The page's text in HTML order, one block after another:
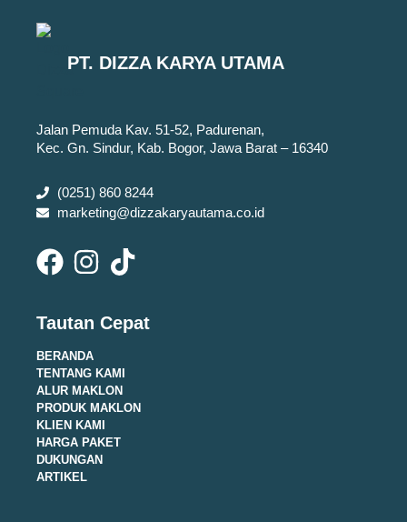
PT. DIZZA KARYA UTAMA
Jalan Pemuda Kav. 51-52, Padurenan,
Kec. Gn. Sindur, Kab. Bogor, Jawa Barat – 16340
(0251) 860 8244
marketing@dizzakaryautama.co.id
Tautan Cepat
BERANDA
TENTANG KAMI
ALUR MAKLON
PRODUK MAKLON
KLIEN KAMI
HARGA PAKET
DUKUNGAN
ARTIKEL